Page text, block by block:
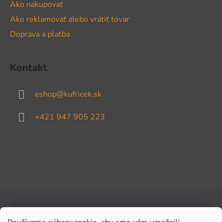
Ako nakupovať
Ako reklamovať alebo vrátiť tovar
Doprava a platba
Kontakt
eshop@kufricek.sk
+421 947 905 223